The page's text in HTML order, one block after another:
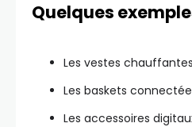
Quelques
Les vestes
Les baskets
Les accessoires